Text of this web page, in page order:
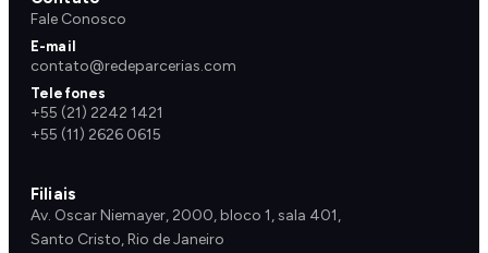
Fale Conosco
E-mail
contato@redeparcerias.com
Telefones
+55 (21) 2242 1421
+55 (11) 2626 0615
Filiais
Av. Oscar Niemayer, 2000, bloco 1, sala 401,
Santo Cristo, Rio de Janeiro